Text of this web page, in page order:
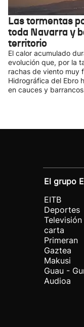
Las tormentas
toda Navarra y
territorio
El calor acumulado
evolución que, por la
rachas de viento muy
Hidrográfica del Ebro
en cauces y
El grupo
EITB
Deportes
Televisión
carta
Primeran
Gaztea
Makusi
Guau -
Audioa